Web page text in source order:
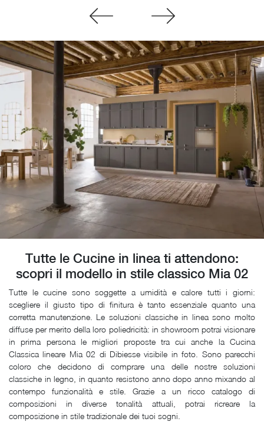
Tutte le Cucine in linea ti attendono:
scopri il modello in stile classico Mia 02
Tutte le cucine sono soggette a umidità e calore tutti i giorni:
scegliere il giusto tipo di finitura è tanto essenziale quanto una
corretta manutenzione. Le soluzioni classiche in linea sono molto
diffuse per merito della loro poliedricità: in showroom potrai visionare
in prima persona le migliori proposte tra cui anche la Cucina
Classica lineare Mia 02 di Dibiesse visibile in foto. Sono parecchi
coloro che decidono di comprare una delle nostre soluzioni
classiche in legno, in quanto resistono anno dopo anno mixando al
contempo funzionalità e stile. Grazie a un ricco catalogo di
composizioni in diverse tonalità attuali, potrai ricreare la
composizione in stile tradizionale dei tuoi sogni.